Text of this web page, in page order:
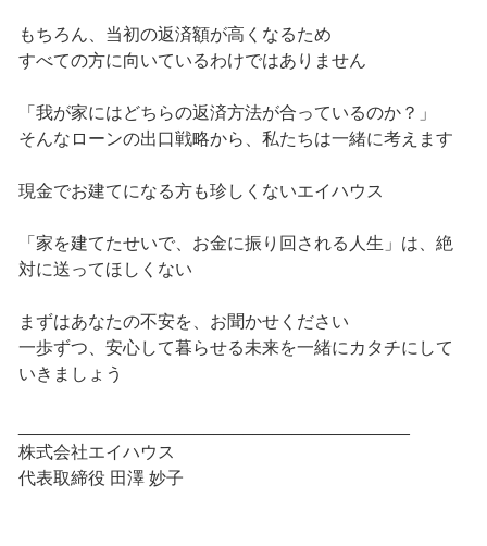
もちろん、当初の返済額が高くなるため
すべての方に向いているわけではありません
「我が家にはどちらの返済方法が合っているのか？」
そんなローンの出口戦略から、私たちは一緒に考えます
現金でお建てになる方も珍しくないエイハウス
「家を建てたせいで、お金に振り回される人生」は、絶
対に送ってほしくない
まずはあなたの不安を、お聞かせください
一歩ずつ、安心して暮らせる未来を一緒にカタチにして
いきましょう
株式会社エイハウス
代表取締役 田澤 妙子